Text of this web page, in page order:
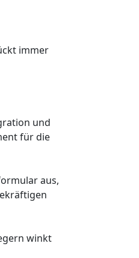
immer
und
für die
aus,
winkt